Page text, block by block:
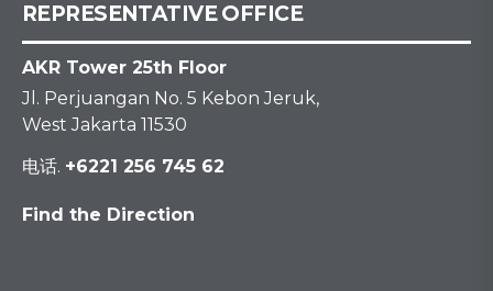
REPRESENTATIVE OFFICE
AKR Tower 25th Floor
Jl. Perjuangan No. 5 Kebon Jeruk,
West Jakarta 11530
电话. +6221 256 745 62
Find the Direction